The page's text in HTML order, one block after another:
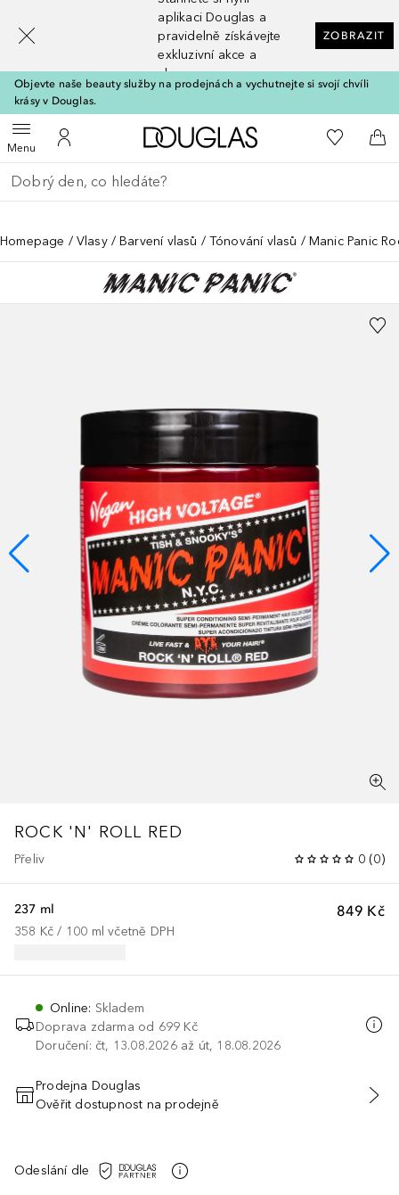
aplikaci Douglas a
pravidelně získávejte
exkluzivní akce a
slevy
ZOBRAZIT
Objevte naše beauty služby na prodejnách a vychutnejte si svojí chvíli
krásy v Douglas.
MenuOtevřít menuK mému účtu
Domů K mému
Do
Vraťte se
Proveďte vyhledávání
Homepage Vlasy Barvení vlasů Tónování vlasů Manic Panic
ROCK 'N' ROLL RED
Přeliv 0 (0)
849 Kč
237 ml
358 Kč / 100 ml včetně DPH
Online: Skladem
Doprava zdarma od 699 Kč
Doručení: čt, 13.08.2026 až út, 18.08.2026
PŘIDAT DO KOŠÍKU
Prodejna Douglas
Ověřit dostupnost na prodejně
Odeslání dle
[navigation.slideout.screenreader]